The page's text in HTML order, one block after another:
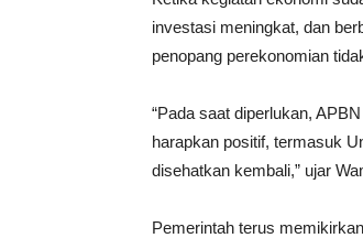
investasi meningkat, dan
penopang perekonomian
“Pada saat diperlukan,
harapkan positif, termasuk
disehatkan kembali,” ujar
Pemerintah terus